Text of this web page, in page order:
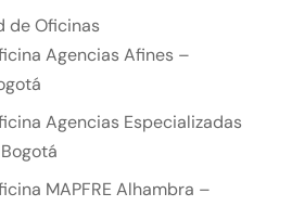
de Oficinas
Agencias Afines –
Agencias Especializadas
MAPFRE Alhambra –